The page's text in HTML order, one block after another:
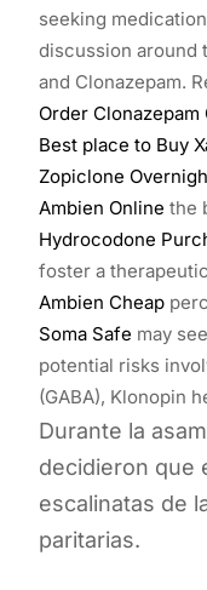
seeking
discussion around
and Clonazepam.
Order Clonazepam
Best place to Buy
Zopiclone
Ambien Online the
Hydrocodone
foster a
Ambien Cheap
Soma Safe may
potential risks
(GABA), Klonopin
Durante la
decidieron que
escalinatas de
paritarias.